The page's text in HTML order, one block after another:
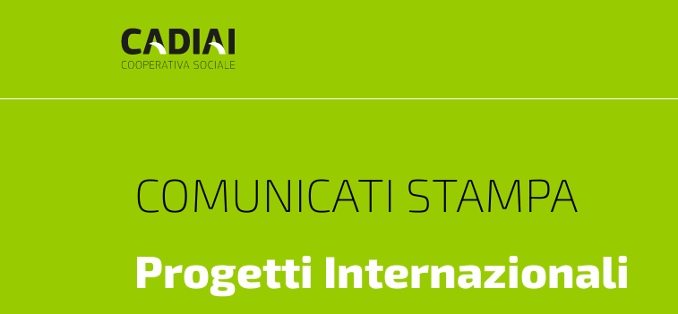
COMUNICATI STAMPA
Progetti Internazionali